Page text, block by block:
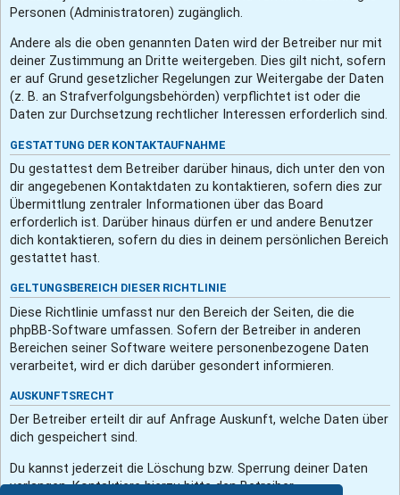
Personen (Administratoren) zugänglich.
Andere als die oben genannten Daten wird der Betreiber nur mit
deiner Zustimmung an Dritte weitergeben. Dies gilt nicht, sofern
er auf Grund gesetzlicher Regelungen zur Weitergabe der Daten
(z. B. an Strafverfolgungsbehörden) verpflichtet ist oder die
Daten zur Durchsetzung rechtlicher Interessen erforderlich sind.
GESTATTUNG DER KONTAKTAUFNAHME
Du gestattest dem Betreiber darüber hinaus, dich unter den von
dir angegebenen Kontaktdaten zu kontaktieren, sofern dies zur
Übermittlung zentraler Informationen über das Board
erforderlich ist. Darüber hinaus dürfen er und andere Benutzer
dich kontaktieren, sofern du dies in deinem persönlichen Bereich
gestattet hast.
GELTUNGSBEREICH DIESER RICHTLINIE
Diese Richtlinie umfasst nur den Bereich der Seiten, die die
phpBB-Software umfassen. Sofern der Betreiber in anderen
Bereichen seiner Software weitere personenbezogene Daten
verarbeitet, wird er dich darüber gesondert informieren.
AUSKUNFTSRECHT
Der Betreiber erteilt dir auf Anfrage Auskunft, welche Daten über
dich gespeichert sind.
Du kannst jederzeit die Löschung bzw. Sperrung deiner Daten
verlangen. Kontaktiere hierzu bitte den Betreiber.